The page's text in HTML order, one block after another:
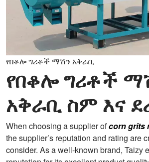
የበቆሎ ግሪቶች ማሽን አቅራቢ
የበቆሎ ግሪቶች
አቅራቢ ስም እና
When choosing a supplier ofcorn grits
the supplier’s reputation and rating are
consider. As a well-known brand, Taizy